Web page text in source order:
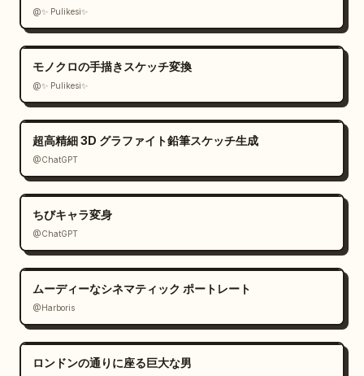
@✨ Pulikesi✨
モノクロの手描きスケッチ変換
@✨ Pulikesi✨
超高精細 3D グラファイト鉛筆スケッチ生成
@ChatGPT
ちびキャラ変身
@ChatGPT
ムーディーなシネマティック ポートレート
@Harboris
ロンドンの通りに座る巨大な男